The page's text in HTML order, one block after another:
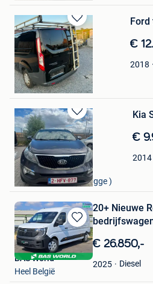
Bewaren
in
Mijn
Favorieten
Ford
€
2018
kai
Meerbeke
Bewaren
in
Mijn
Favorieten
Kia
€
2014
Remus Teglas
Lissewege ( & Zeebrugge )
Bewaren
in
Mijn
Favorieten
20+ Nieuwe
€ 26.850,-
2025 Diesel
BAS World
Heel België